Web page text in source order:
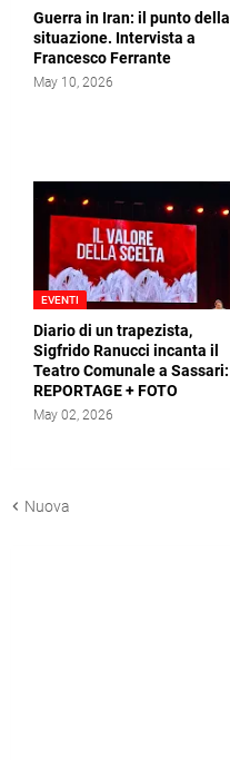
Guerra in Iran: il punto della
situazione. Intervista a
Francesco Ferrante
May 10, 2026
EVENTI
Diario di un trapezista,
Sigfrido Ranucci incanta il
Teatro Comunale a Sassari:
REPORTAGE + FOTO
May 02, 2026
Nuova